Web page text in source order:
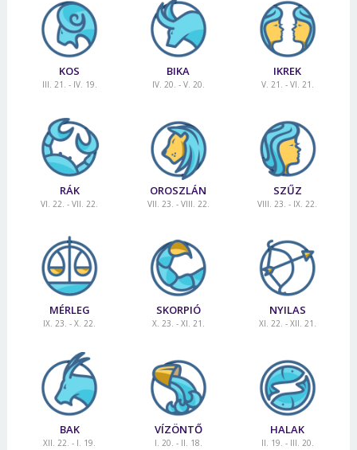
KOS
III. 21. - IV. 19.
BIKA
IV. 20. - V. 20.
IKREK
V. 21. - VI. 21.
RÁK
VI. 22. - VII. 22.
OROSZLÁN
VII. 23. - VIII. 22.
SZŰZ
VIII. 23. - IX. 22.
MÉRLEG
IX. 23. - X. 22.
SKORPIÓ
X. 23. - XI. 21.
NYILAS
XI. 22. - XII. 21.
BAK
XII. 22. - I. 19.
VÍZÖNTŐ
I. 20. - II. 18.
HALAK
II. 19. - III. 20.